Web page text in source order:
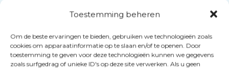
Toestemming beheren
Om de beste ervaringen te bieden, gebruiken we technologieën zoals
cookies om apparaatinformatie op te slaan en/of te openen. Door
toestemming te geven voor deze technologieën kunnen we gegevens
zoals surfgedrag of unieke ID's op deze site verwerken. Als u geen
marketinginspanningen. Zo
in reactie op die feedback.